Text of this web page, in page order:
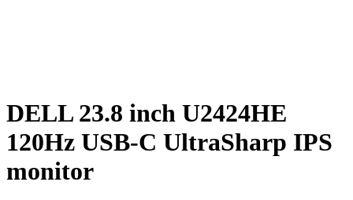
DELL 23.8 inch U2424HE
120Hz USB-C UltraSharp IPS
monitor